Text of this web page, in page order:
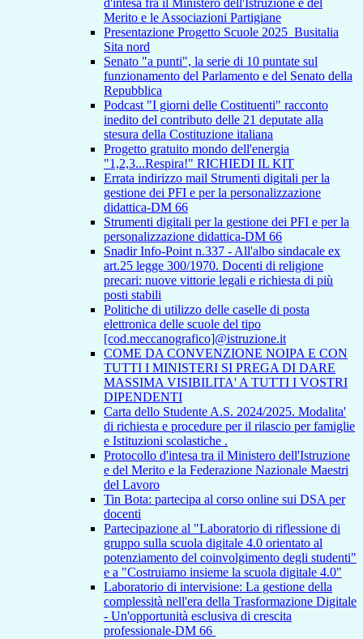
d'intesa fra il Ministero dell'Istruzione e del
Merito e le Associazioni Partigiane
Presentazione Progetto Scuole 2025_Busitalia
Sita nord
Senato "a punti", la serie di 10 puntate sul
funzionamento del Parlamento e del Senato della
Repubblica
Podcast "I giorni delle Costituenti" racconto
inedito del contributo delle 21 deputate alla
stesura della Costituzione italiana
Progetto gratuito mondo dell'energia
"1,2,3...Respira!" RICHIEDI IL KIT
Errata indirizzo mail Strumenti digitali per la
gestione dei PFI e per la personalizzazione
didattica-DM 66
Strumenti digitali per la gestione dei PFI e per la
personalizzazione didattica-DM 66
Snadir Info-Point n.337 - All'albo sindacale ex
art.25 legge 300/1970. Docenti di religione
precari: nuove vittorie legali e richiesta di più
posti stabili
Politiche di utilizzo delle caselle di posta
elettronica delle scuole del tipo
[cod.meccanografico]@istruzione.it
COME DA CONVENZIONE NOIPA E CON
TUTTI I MINISTERI SI PREGA DI DARE
MASSIMA VISIBILITA' A TUTTI I VOSTRI
DIPENDENTI
Carta dello Studente A.S. 2024/2025. Modalita'
di richiesta e procedure per il rilascio per famiglie
e Istituzioni scolastiche .
Protocollo d'intesa tra il Ministero dell'Istruzione
e del Merito e la Federazione Nazionale Maestri
del Lavoro
Tin Bota: partecipa al corso online sui DSA per
docenti
Partecipazione al "Laboratorio di riflessione di
gruppo sulla scuola digitale 4.0 orientato al
potenziamento del coinvolgimento degli studenti"
e a "Costruiamo insieme la scuola digitale 4.0"
Laboratorio di intervisione: La gestione della
complessità nell'era della Trasformazione Digitale
- Un'opportunità esclusiva di crescita
professionale-DM 66